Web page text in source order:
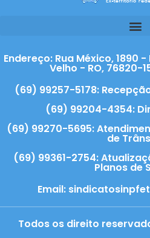
Endereço: Rua México, 1890
Velho - RO, 76820-
(69) 99257-5178:
(69) 99204-4354:
(69) 99270-5695:
de
(69) 99361-2754:
Planos de
Email:
Todos os direito